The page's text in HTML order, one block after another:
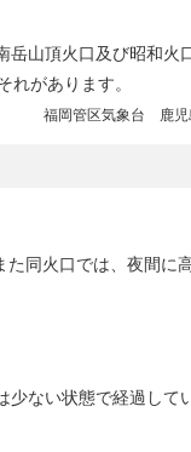
山頂火口及び昭和火
れがあります。
福岡管区気象台 鹿児
同火口では、夜間に
ない状態で経過して